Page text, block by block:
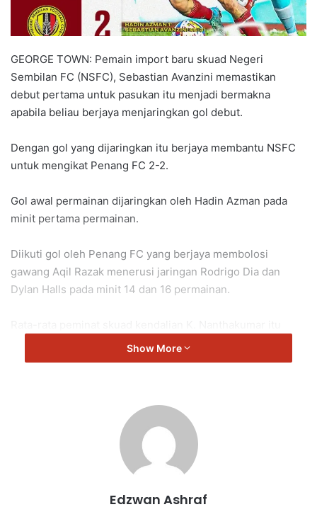
GEORGE TOWN: Pemain import baru skuad Negeri
Sembilan FC (NSFC), Sebastian Avanzini memastikan
debut pertama untuk pasukan itu menjadi bermakna
apabila beliau berjaya menjaringkan gol debut.
Dengan gol yang dijaringkan itu berjaya membantu NSFC
untuk mengikat Penang FC 2-2.
Gol awal permainan dijaringkan oleh Hadin Azman pada
minit pertama permainan.
Diikuti gol oleh Penang FC yang berjaya membolosi
gawang Aqil Razak menerusi jaringan Rodrigo Dia dan
Dylan Halls pada minit 14 dan 16 permainan.
menunjukkan reaksi yang positif apabila berjaya mengikat
pasukan Penang FC yang berada di kedudukan kelapan
Walau bagaimanapun, mereka masih mengharapkan
perlawanan menentang Kelantan Darul Naim FC di Paroi
berakhir dengan kemenangan berpihak kepada mereka.
NSFC
Show More
Edzwan Ashraf